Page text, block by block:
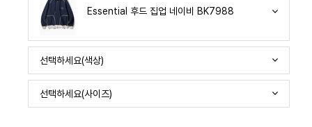
Essential 후드 집업 네이비 BK7988
선택하세요(색상)
선택하세요(사이즈)